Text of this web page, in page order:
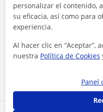
personalizar el contenido,
su eficacia, así como para
experiencia.
Al hacer clic en “Aceptar”,
nuestra Política de Cookies
Panel